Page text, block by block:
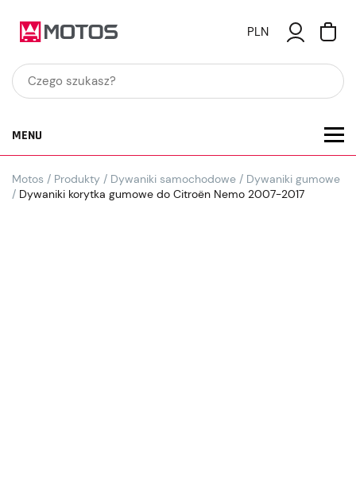
PLN
MENU
Motos / Produkty / Dywaniki samochodowe / Dywaniki gumowe
/ Dywaniki korytka gumowe do Citroën Nemo 2007-2017